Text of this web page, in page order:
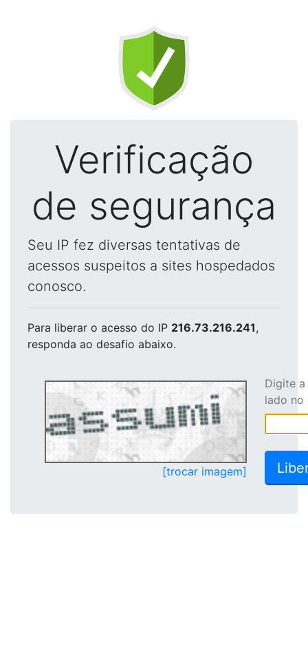
Verificação
de segurança
Seu IP fez diversas tentativas de
acessos suspeitos a sites hospedados
conosco.
Para liberar o acesso do IP 216.73.216.241,
responda ao desafio abaixo.
[trocar imagem]
Digite
lado no